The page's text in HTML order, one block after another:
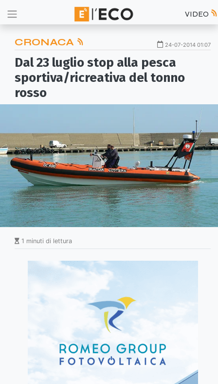
VIDEO
CRONACA 24-07-2014 01:07
Dal 23 luglio stop alla pesca
sportiva/ricreativa del tonno
rosso
1 minuti di lettura